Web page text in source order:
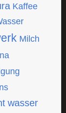
Kaffee
Milch
wasser